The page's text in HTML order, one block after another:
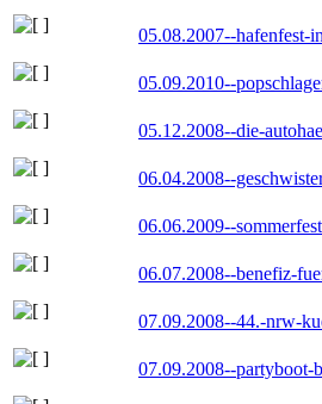
05.08.2007--hafenfest-
05.09.2010--
05.12.2008--die-
06.04.2008--
06.06.2009--
06.07.2008--benefiz-
07.09.2008--44.-nrw-
07.09.2008--partyboot-